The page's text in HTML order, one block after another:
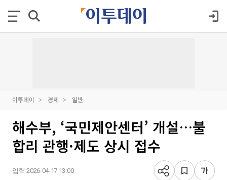
이투데이 경제 일반
해수부, ‘국민제안센터’ 개설…불
합리 관행·제도 상시 접수
입력 2026-04-17 13:00